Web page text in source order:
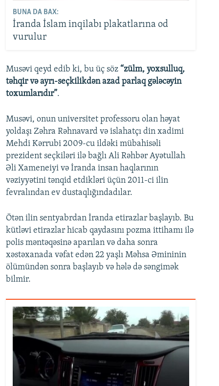
BUNA DA BAX:
İranda İslam inqilabı plakatlarına od
vurulur
Musəvi qeyd edib ki, bu üç söz “zülm, yoxsulluq,
təhqir və ayrı-seçkilikdən azad parlaq gələcəyin
toxumlarıdır”.
Musəvi, onun universitet professoru olan həyat
yoldaşı Zəhra Rəhnavard və islahatçı din xadimi
Mehdi Kərrubi 2009-cu ildəki mübahisəli
prezident seçkiləri ilə bağlı Ali Rəhbər Ayətullah
Əli Xameneiyi və İranda insan haqlarının
vəziyyətini tənqid etdikləri üçün 2011-ci ilin
fevralından ev dustaqlığındadılar.
Ötən ilin sentyabrdan İranda etirazlar başlayıb. Bu
kütləvi etirazlar hicab qaydasını pozma ittihamı ilə
polis məntəqəsinə aparılan və daha sonra
xəstəxanada vəfat edən 22 yaşlı Məhsa Əmininin
ölümündən sonra başlayıb və hələ də səngimək
bilmir.